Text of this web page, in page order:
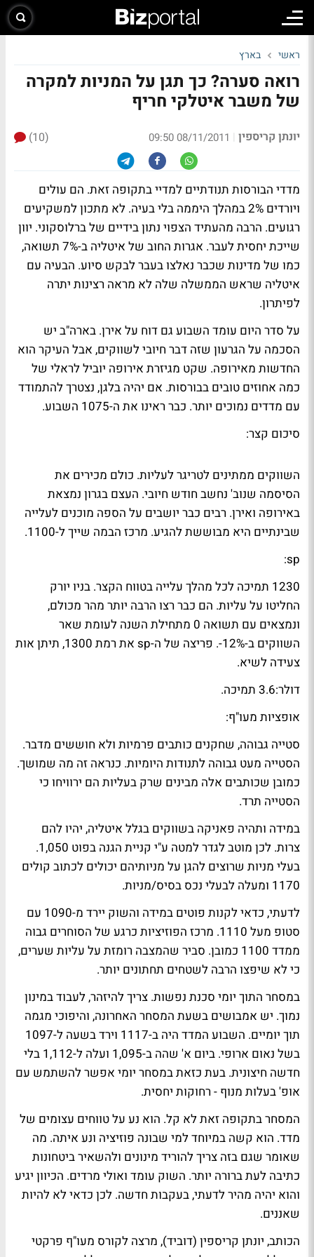
ראשי בארץ
רואה סערה? כך תגן על המניות למקרה
של משבר איטלקי חריף
יונתן קריספין |
08/11/2011 09:50
(10)
מדדי הבורסות תנודתיים למדיי בתקופה זאת. הם עולים
ויורדים 2% במהלך היממה בלי בעיה. לא מתכון למשקיעים
רגועים. הרבה מהעתיד הצפוי נתון בידיים של ברלוסקוני. יוון
שייכת יחסית לעבר. אגרות החוב של איטליה ב-7% תשואה,
כמו של מדינות שכבר נאלצו בעבר לבקש סיוע. הבעיה עם
איטליה שראש הממשלה שלה לא מראה רצינות יתרה
לפיתרון.
על סדר היום עומד השבוע גם דוח על אירן. בארה"ב יש
הסכמה על הגרעון שזה דבר חיובי לשווקים, אבל העיקר הוא
החדשות מאירופה. שקט מגיזרת אירופה יוביל לראלי של
כמה אחוזים טובים בבורסות. אם יהיה בלגן, נצטרך להתמודד
עם מדדים נמוכים יותר. כבר ראינו את ה-1075 השבוע.
סיכום קצר:
השווקים ממתינים לטריגר לעליות. כולם מכירים את
הסיסמה שנוב' נחשב חודש חיובי. העצם בגרון נמצאת
באירופה ואירן. רבים כבר יושבים על הספה מוכנים לעלייה
שבינתיים היא מבוששת להגיע. מרכז הבמה שייך ל-1100.
sp:
1230 תמיכה לכל מהלך עלייה בטווח הקצר. בניו יורק
החליטו על עליות. הם כבר רצו הרבה יותר מהר מכולם,
ונמצאים עם תשואה 0 מתחילת השנה לעומת שאר
השווקים ב-12%-. פריצה של ה-sp את רמת 1300, תיתן אות
צעידה לשיא.
דולר:3.6 תמיכה.
אופציות מעו"ף:
סטייה גבוהה, שחקנים כותבים פרמיות ולא חוששים מדבר.
הסטייה מעט גבוהה לתנודות היומיות. כנראה זה מה שמושך.
כמובן שכותבים אלה מבינים שרק בעליות הם ירוויחו כי
הסטייה תרד.
במידה ותהיה פאניקה בשווקים בגלל איטליה, יהיו להם
צרות. לכן מוטב לגדר למטה ע"י קניית הגנה בפוט 1,050.
בעלי מניות שרוצים להגן על מניותיהם יכולים לכתוב קולים
1170 ומעלה לבעלי נכס בסיס/מניות.
לדעתי, כדאי לקנות פוטים במידה והשוק יירד מ-1090 עם
סטופ מעל 1110. מרכז הפוזיציות כרגע של הסוחרים גבוה
ממדד 1100 כמובן. סביר שהמצבה רומזת על עליות שערים,
כי לא שיפצו הרבה לשטחים תחתונים יותר.
במסחר התוך יומי סכנת נפשות. צריך להיזהר, לעבוד במינון
נמוך. יש אמבושים בשעת המסחר האחרונה, והיפוכי מגמה
תוך יומיים. השבוע המדד היה ב-1117 וירד בשעה ל-1097
בשל נאום ארופי. ביום א' שהה ב-1,095 ועלה ל-1,112 בלי
חדשה חיצונית. בעת כזאת במסחר יומי אפשר להשתמש עם
אופ' בעלות מנוף - רחוקות יחסית.
המסחר בתקופה זאת לא קל. הוא נע על טווחים עצומים של
מדד. הוא קשה במיוחד למי שבונה פוזיציה ונע איתה. מה
שאומר שגם בזה צריך להוריד מינונים ולהשאיר ביטחונות
כתיבה לעת ברורה יותר. השוק עומד ואולי מרדים. הכיוון יגיע
והוא יהיה מהיר לדעתי, בעקבות חדשה. לכן כדאי לא להיות
שאננים.
הכותב, יונתן קריספין (דוביד), מרצה לקורס מעו"ף פרקטי